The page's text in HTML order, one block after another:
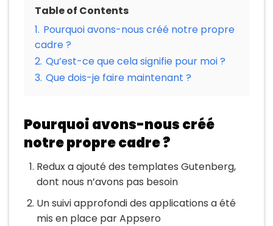
Table of Contents
1. Pourquoi avons-nous créé notre propre
cadre ?
2. Qu’est-ce que cela signifie pour moi ?
3. Que dois-je faire maintenant ?
Pourquoi avons-nous créé
notre propre cadre ?
Redux a ajouté des templates Gutenberg,
dont nous n’avons pas besoin
Un suivi approfondi des applications a été
mis en place par Appsero